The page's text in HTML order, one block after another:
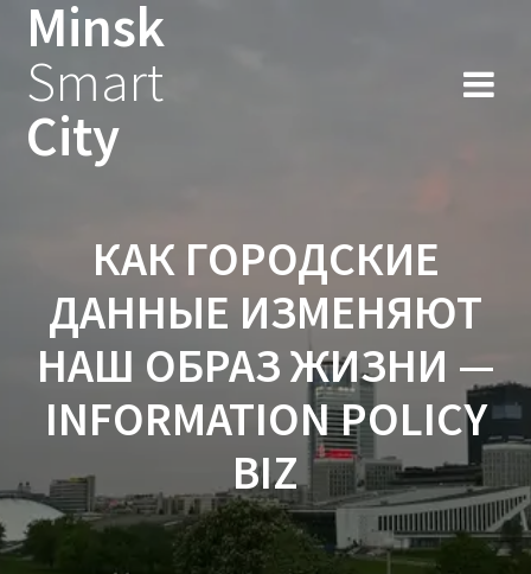
Minsk
Smart
City
КАК ГОРОДСКИЕ
ДАННЫЕ ИЗМЕНЯЮТ
НАШ ОБРАЗ ЖИЗНИ —
INFORMATION POLICY
BIZ